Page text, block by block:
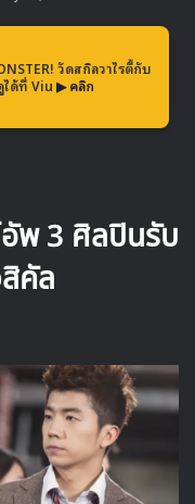
ทางด้านคุณค่าทาง
ซึ่งจัดขึ้น
ถึง 3 สาขา ได้แก่
วัดสกิลวาไรตี้กับ
ด้ที่ Viu ▶ คลิก